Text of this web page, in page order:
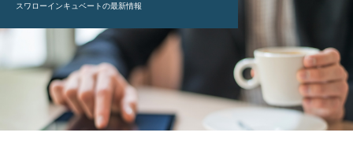
スワローインキュベートの最新情報